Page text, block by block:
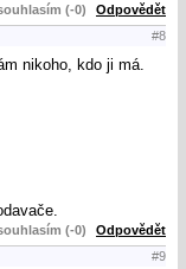
(-0) Odpovědět
#8
nikoho, kdo ji má.
(-0) Odpovědět
#9